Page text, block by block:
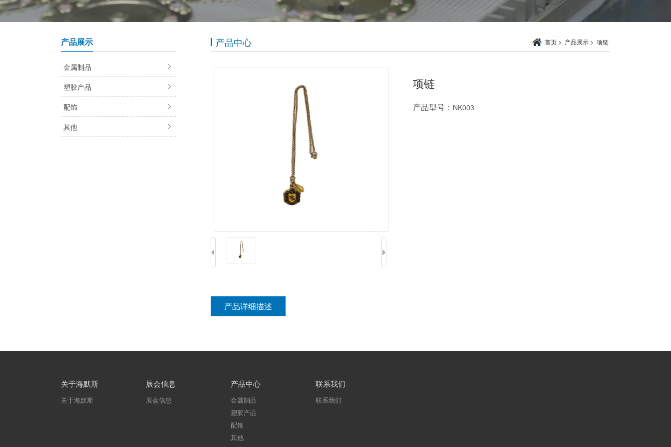
产品展示
金属制品
塑胶产品
配饰
其他
产品中心 首页 > 产品展示 > 项链
项链
产品型号： NK003
产品详细描述
关于海默斯
关于海默斯
展会信息
展会信息
产品中心
金属制品
塑胶产品
配饰
其他
联系我们
联系我们